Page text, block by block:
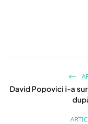
David Popovici i-a